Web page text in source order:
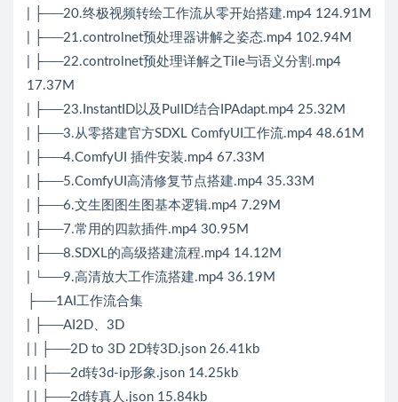
| ├──20.终极视频转绘工作流从零开始搭建.mp4 124.91M
| ├──21.controlnet预处理器讲解之姿态.mp4 102.94M
| ├──22.controlnet预处理详解之Tile与语义分割.mp4
17.37M
| ├──23.InstantID以及PulID结合IPAdapt.mp4 25.32M
| ├──3.从零搭建官方SDXL ComfyUI工作流.mp4 48.61M
| ├──4.ComfyUI 插件安装.mp4 67.33M
| ├──5.ComfyUI高清修复节点搭建.mp4 35.33M
| ├──6.文生图图生图基本逻辑.mp4 7.29M
| ├──7.常用的四款插件.mp4 30.95M
| ├──8.SDXL的高级搭建流程.mp4 14.12M
| └──9.高清放大工作流搭建.mp4 36.19M
├──1AI工作流合集
| ├──AI2D、3D
| | ├──2D to 3D 2D转3D.json 26.41kb
| | ├──2d转3d-ip形象.json 14.25kb
| | ├──2d转真人.json 15.84kb